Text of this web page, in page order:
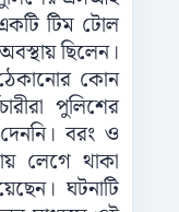
টিম টোল
ছিলেন।
ঠেকানোর কোন
পুলিশের
বরং ও
লেগে থাকা
ঘটনাটি